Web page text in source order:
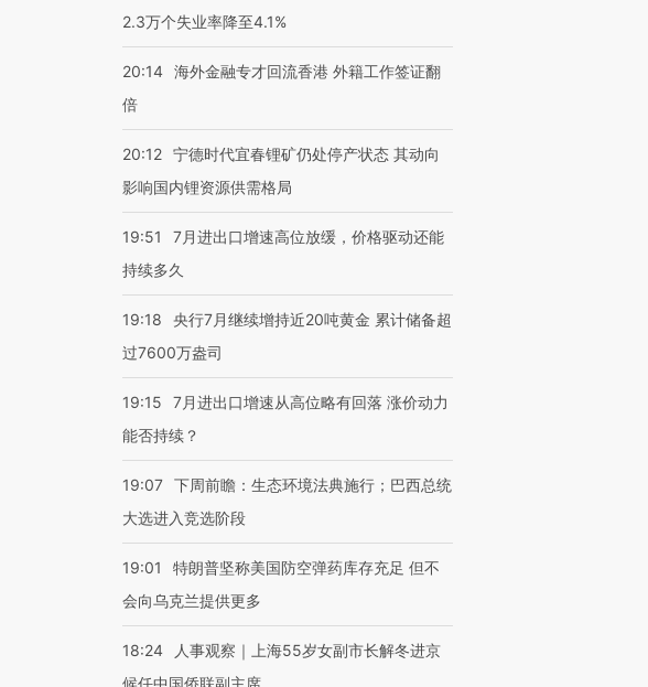
2.3万个失业率降至4.1%
20:14 海外金融专才回流香港 外籍工作签证翻
倍
20:12 宁德时代宜春锂矿仍处停产状态 其动向
影响国内锂资源供需格局
19:51
7月进出口增速高位放缓，价格驱动还能
持续多久
19:18
央行7月继续增持近20吨黄金 累计储备超
过7600万盎司
19:15
7月进出口增速从高位略有回落 涨价动力
能否持续？
19:07 下周前瞻：生态环境法典施行；巴西总统
大选进入竞选阶段
19:01
特朗普坚称美国防空弹药库存充足 但不
会向乌克兰提供更多
18:24
人事观察｜上海55岁女副市长解冬进京
候任中国侨联副主席